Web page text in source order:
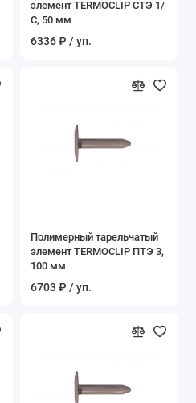
элемент TERMOCLIP СТЭ 1/
С, 50 мм
6336 ₽ / уп.
Полимерный тарельчатый
элемент TERMOCLIP ПТЭ 3,
100 мм
6703 ₽ / уп.